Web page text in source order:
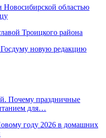
областью
Троицкого района
новую редакцию
Почему праздничные
для…
году 2026 в домашних